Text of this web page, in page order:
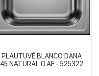
PLAUTUVĖ BLANCO DANA
45 NATURAL O.AF - 525322